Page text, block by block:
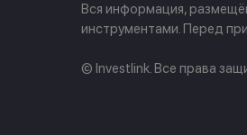
Вся информация,
инструментами. Перед
© Investlink. Все права